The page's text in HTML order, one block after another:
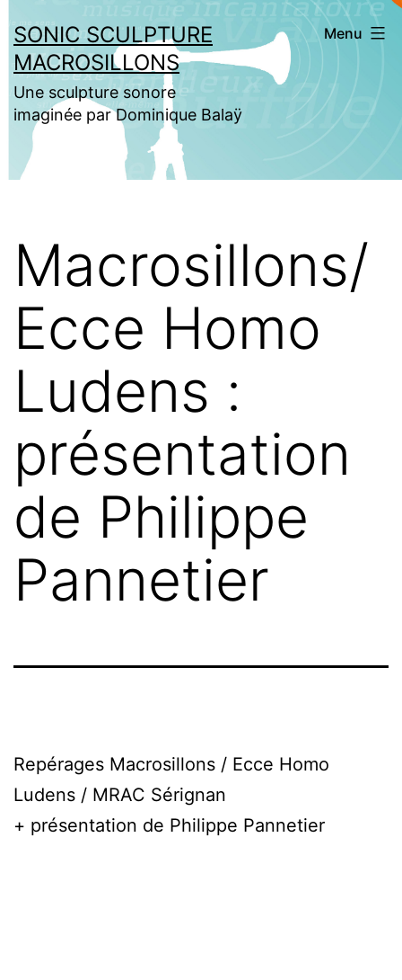
au
contenu
SONIC SCULPTURE
MACROSILLONS
Une sculpture sonore
imaginée par Dominique Balaÿ
Menu
Macrosillons/
Ecce Homo
Ludens :
présentation
de Philippe
Pannetier
Repérages Macrosillons / Ecce Homo
Ludens / MRAC Sérignan
+ présentation de Philippe Pannetier